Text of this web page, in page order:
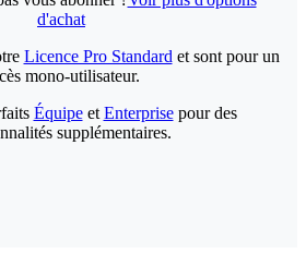
d'achat
Licence Pro Standard et sont pour un
mono-utilisateur.
Équipeet Enterprisepour des
supplémentaires.